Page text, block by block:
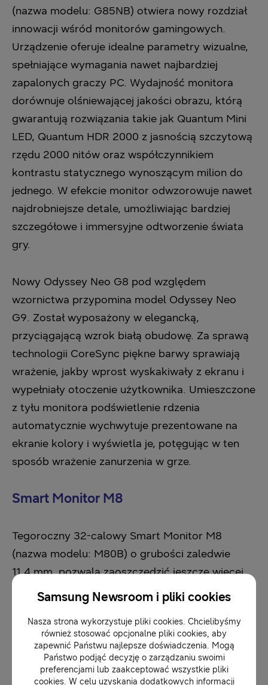
(nazwa modelu: G85NB) otwiera nowy rozdział
innowacji wśród monitorów gamingowych.
Urządzenie oferuje idealne parametry wizualne,
spełniające wymagania nawet najbardziej
zapalonych graczy PC. Wydajność monitora
dorównuje olśniewającej jakości obrazu, którą
gwarantują rozwiązania takie jak Quantum Mini
LED, Quantum HDR 2000 z jasnością szczytową
rzędu 2000 nitów oraz współczynnikiem
kontrastu statycznego wynoszącym milion do
jednego. W efekcie monitor odwzorowuje nawet
najdrobniejsze detale, umożliwiając bardziej
szczegółowe i immersyjne odtworzenie świata
gry.
Nowy Odyssey Neo G8 pod względem
wzornictwa przypomina model Odyssey Neo
G9. Został wyposażony w elegancką,
przyciągającą wzrok białą obudowę. Za sprawą
technologii CoreSync piękne barwy sprawiają
wrażenie, jakby wprost wyskakiwały z ekranu i
wypełniały otoczenie użytkownika. Umieszczone
z tyłu monitora podświetlenie rdzenia
automatycznie wychwytuje prezentowane na
ekranie kolory i wyświetla je, potęgując w ten
sposób wrażenie zanurzenia w grze.
Smart Monitor M8
Tegoroczny 32-calowy Smart Monitor M8
(nazwa modelu: M80B) o grubości zaledwie
11,4 mm, pozwala zaoszczędzić jeszcze więcej
miejsca. Miłośnicy wzornictwa docenią
wyrafinowany, płaski tył oraz design stawiający
na zwiększoną wygodę użytkowania.
Dodatkowym atutem jest wprowadzenie
nowego, ciepłego odcienia bieli, który będzie
pasował do każdego wnętrza. Olśniewający
Samsung Newsroom i pliki cookies
Nasza strona wykorzystuje pliki cookies. Chcielibyśmy
również stosować opcjonalne pliki cookies, aby
zapewnić Państwu najlepsze doświadczenia. Mogą
Państwo podjąć decyzję o zarządzaniu swoimi
preferencjami lub zaakceptować wszystkie pliki
cookies. W celu uzyskania dodatkowych informacji